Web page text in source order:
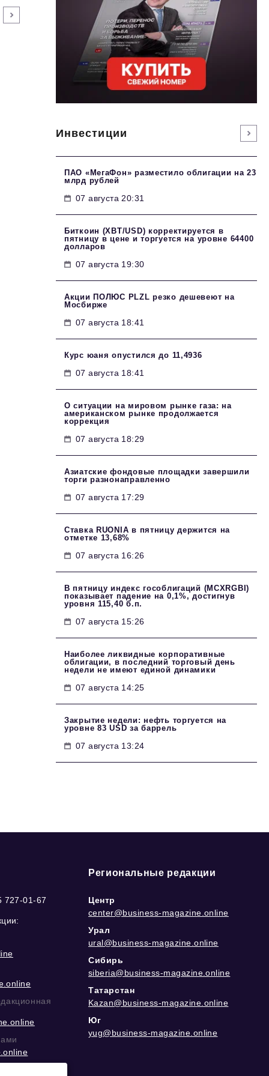
Инвестиции
ПАО «МегаФон» разместило облигации на 23
млрд рублей
07 августа 20:31
Биткоин (XBT/USD) корректируется в
пятницу в цене и торгуется на уровне 64400
долларов
07 августа 19:30
Акции ПОЛЮС PLZL резко дешевеют на
Мосбирже
07 августа 18:41
Курс юаня опустился до 11,4936
07 августа 18:41
О ситуации на мировом рынке газа: на
американском рынке продолжается
коррекция
07 августа 18:29
Азиатские фондовые площадки завершили
торги разнонаправленно
07 августа 17:29
Ставка RUONIA в пятницу держится на
отметке 13,68%
07 августа 16:26
В пятницу индекс гособлигаций (MCXRGBI)
показывает падение на 0,1%, достигнув
уровня 115,40 б.п.
07 августа 15:26
Наиболее ликвидные корпоративные
облигации, в последний торговый день
недели не имеют единой динамики
07 августа 14:25
Закрытие недели: нефть торгуется на
уровне 83 USD за баррель
07 августа 13:24
727-01-67
Региональные редакции
Центр
center@business-magazine.online
Урал
ural@business-magazine.online
Сибирь
siberia@business-magazine.online
Татарстан
Kazan@business-magazine.online
Юг
yug@business-magazine.online